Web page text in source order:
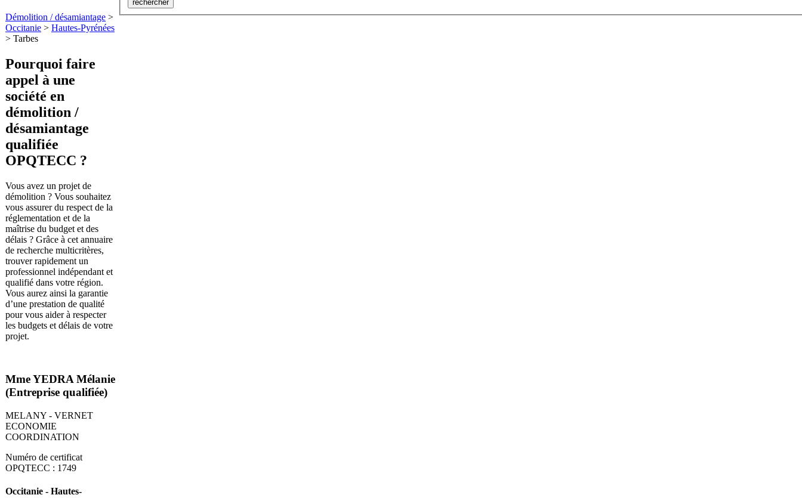
Démolition / désamiantage >
Occitanie > Hautes-Pyrénées
> Tarbes
Pourquoi faire
appel à une
société en
démolition /
désamiantage
qualifiée
OPQTECC ?
Vous avez un projet de
démolition ? Vous souhaitez
vous assurer du respect de la
réglementation et de la
maîtrise du budget et des
délais ? Grâce à cet annuaire
de recherche multicritères,
trouver rapidement un
professionnel indépendant et
qualifié dans votre région.
Vous aurez ainsi la garantie
d’une prestation de qualité
pour vous aider à respecter
les budgets et délais de votre
projet.
Mme YEDRA Mélanie
(Entreprise qualifiée)
MELANY - VERNET
ECONOMIE
COORDINATION
Numéro de certificat
OPQTECC : 1749
Occitanie - Hautes-